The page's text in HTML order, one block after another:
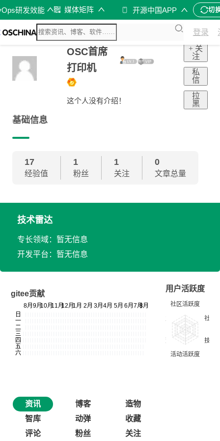
研发效能 媒体矩阵 开源中国APP 切
登录
OSC首席
打印机
这个人没有介绍！
+ 关
注
私
信
拉
黑
基础信息
17
经验值
1
粉丝
1
关注
0
文章总量
技术雷达
专长领域：暂无信息
开发平台：暂无信息
gitee贡献
用户活跃度
资讯 博客
造物
智库
动弹
收藏
评论
粉丝 关注